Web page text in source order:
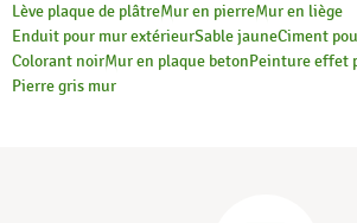
Lève plaque de plâtreMur en pierreMur en liège
Enduit pour mur extérieurSable jauneCiment
Colorant noirMur en plaque betonPeinture effet
Pierre gris mur